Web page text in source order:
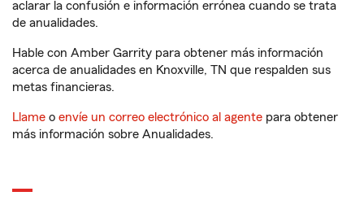
aclarar la confusión e información errónea cuando se trata
de anualidades.
Hable con Amber Garrity para obtener más información
acerca de anualidades en Knoxville, TN que respalden sus
metas financieras.
Llame o envíe un correo electrónico al agente para obtener
más información sobre Anualidades.